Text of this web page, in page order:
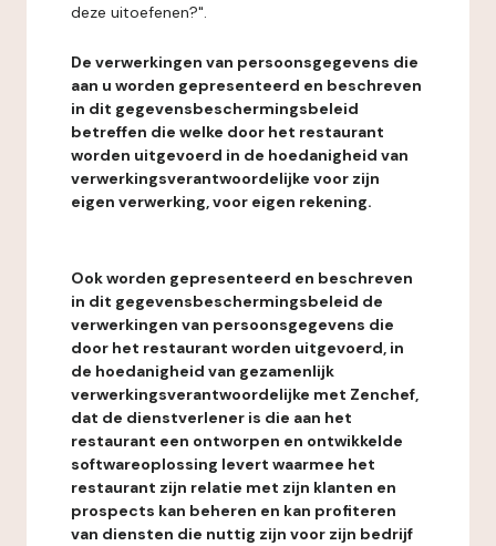
deze uitoefenen?".
De verwerkingen van persoonsgegevens die
aan u worden gepresenteerd en beschreven
in dit gegevensbeschermingsbeleid
betreffen die welke door het restaurant
worden uitgevoerd in de hoedanigheid van
verwerkingsverantwoordelijke voor zijn
eigen verwerking, voor eigen rekening.
Ook worden gepresenteerd en beschreven
in dit gegevensbeschermingsbeleid de
verwerkingen van persoonsgegevens die
door het restaurant worden uitgevoerd, in
de hoedanigheid van gezamenlijk
verwerkingsverantwoordelijke met Zenchef,
dat de dienstverlener is die aan het
restaurant een ontworpen en ontwikkelde
softwareoplossing levert waarmee het
restaurant zijn relatie met zijn klanten en
prospects kan beheren en kan profiteren
van diensten die nuttig zijn voor zijn bedrijf